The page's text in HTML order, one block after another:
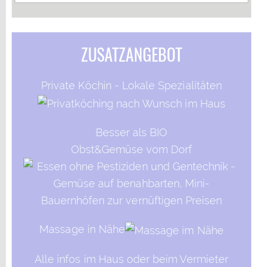
ZUSATZANGEBOT
Private Köchin - Lokale Spezialitäten
Besser als BIO
Obst&Gemüse vom Dorf
Massage in Nähe
Alle infos im Haus oder beim Vermieter